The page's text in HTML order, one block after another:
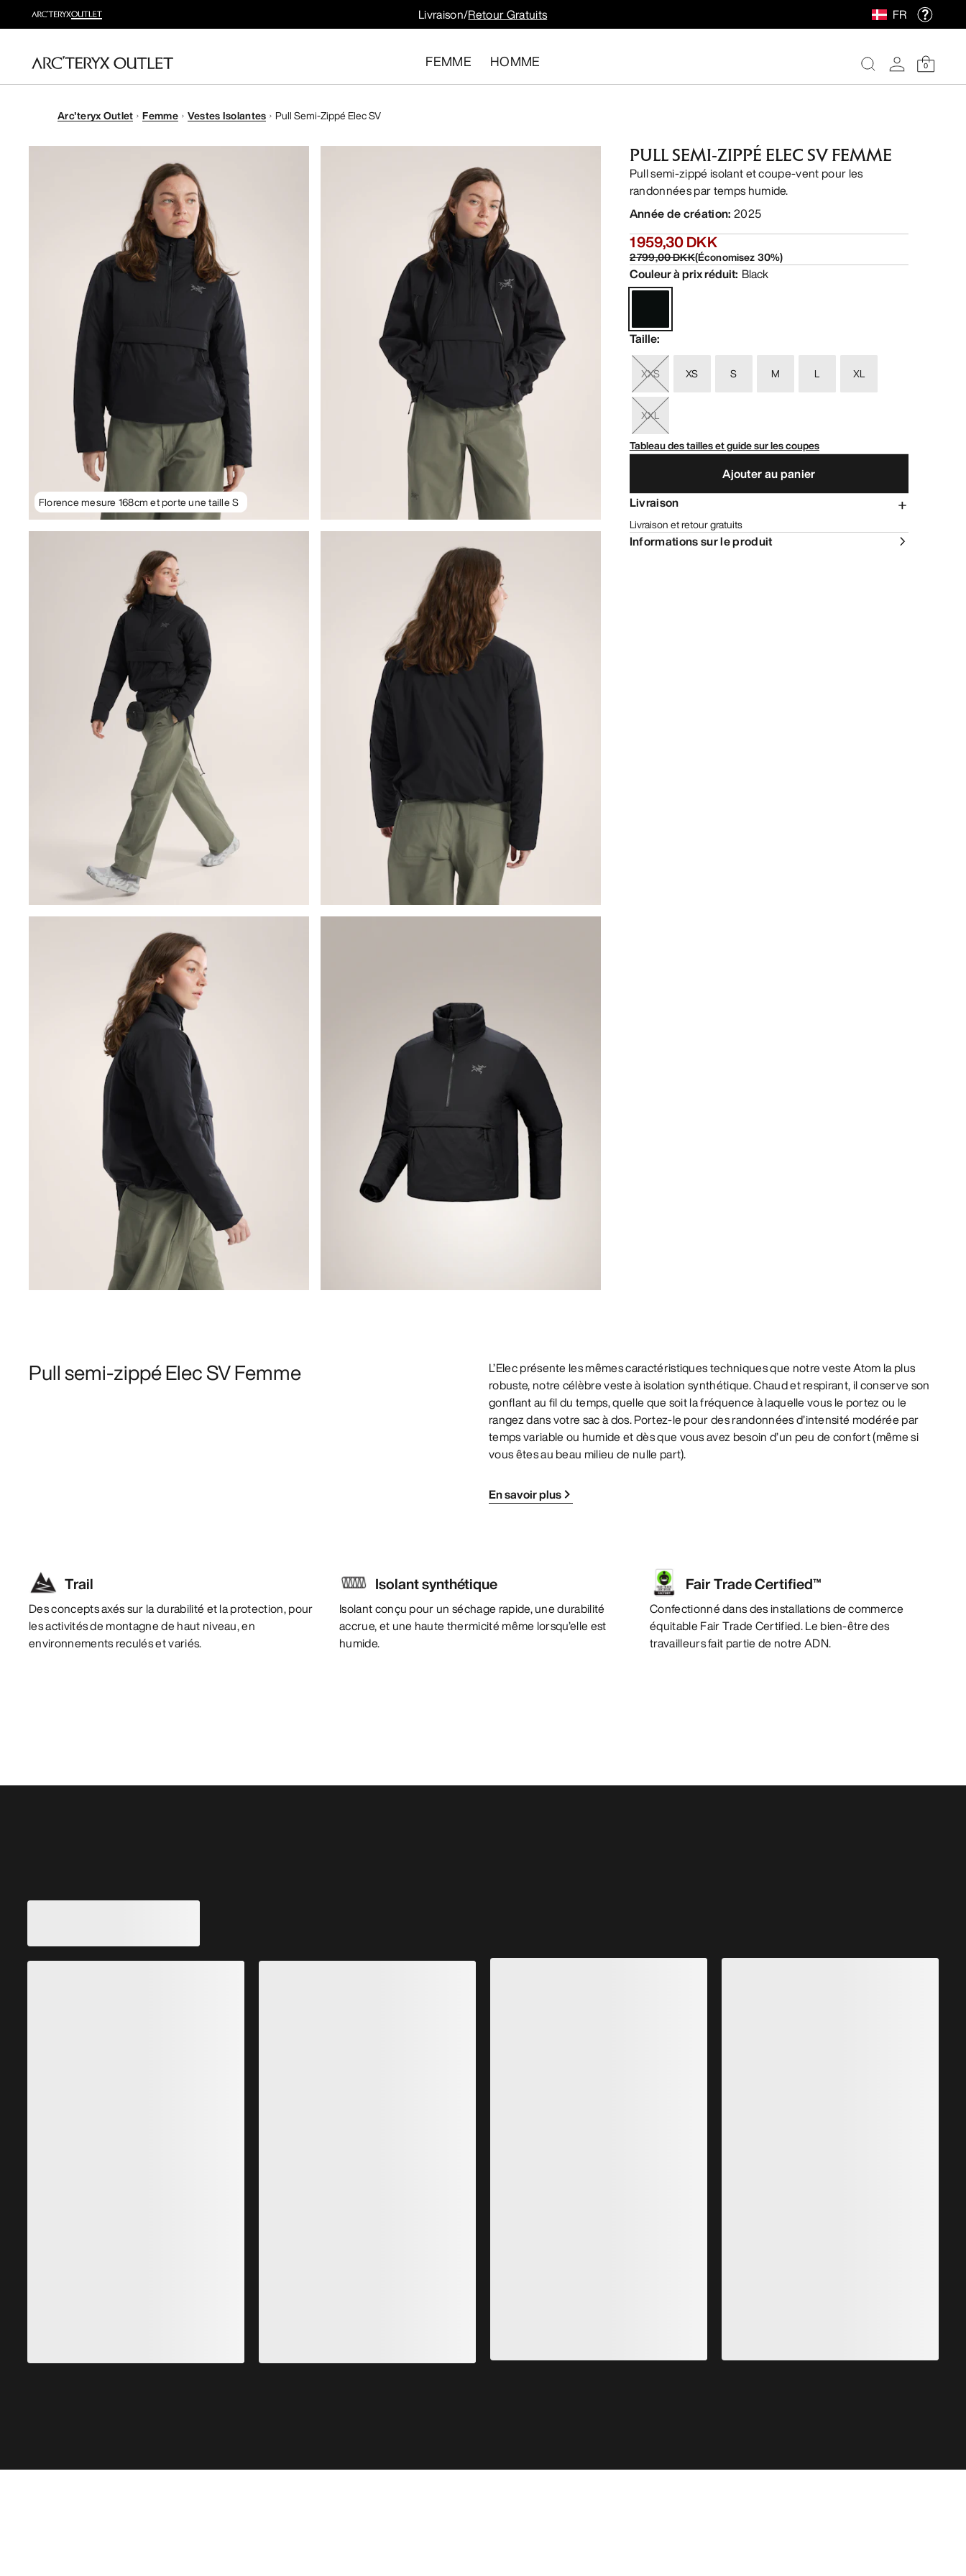
Livraison/Retour Gratuits FR
FEMME HOMME 0
Arc'teryx Outlet Femme Vestes Isolantes Pull Semi-Zippé Elec SV
Florence mesure 168cm et porte une taille S
PULL SEMI-ZIPPÉ ELEC SV FEMME
Pull semi-zippé isolant et coupe-vent pour les
randonnées par temps humide.
Année de création: 2025
1 959,30 DKK
2 799,00 DKK(Économisez30%)
Couleur à prix réduit: Black
Taille:
XXS XS S M L XL
XXL
Tableau des tailles et guide sur les coupes
Ajouter au panier
Livraison
Livraison et retour gratuits
Informations sur le produit
Pull semi-zippé Elec SV Femme
L’Elec présente les mêmes caractéristiques techniques que notre veste Atom la plus
robuste, notre célèbre veste à isolation synthétique. Chaud et respirant, il conserve son
gonflant au fil du temps, quelle que soit la fréquence à laquelle vous le portez ou le
rangez dans votre sac à dos. Portez-le pour des randonnées d’intensité modérée par
temps variable ou humide et dès que vous avez besoin d’un peu de confort (même si
vous êtes au beau milieu de nulle part).
En savoir plus
Trail
Des concepts axés sur la durabilité et la protection, pour
les activités de montagne de haut niveau, en
environnements reculés et variés.
Isolant synthétique
Isolant conçu pour un séchage rapide, une durabilité
accrue, et une haute thermicité même lorsqu’elle est
humide.
Fair Trade Certified™
Confectionné dans des installations de commerce
équitable Fair Trade Certified. Le bien-être des
travailleurs fait partie de notre ADN.